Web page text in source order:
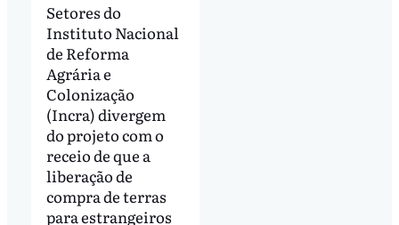
Setores do
Instituto Nacional
de Reforma
Agrária e
Colonização
(Incra) divergem
do projeto com o
receio de que a
liberação de
compra de terras
para estrangeiros